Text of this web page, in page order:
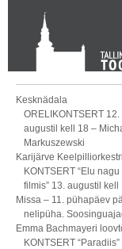
Toom-Kooli 6, 10130
tallinna.toom
+372 644 4140
Kesknädala
ORELIKONTSERT 12.
augustil kell 18 –
Markuszewski
Karijärve Keelpilliorkestri
KONTSERT “Elu nagu
filmis” 13. augustil kell
Missa – 11. pühapäev
nelipüha.
Emma Bachmayeri
KONTSERT “Paradiis”